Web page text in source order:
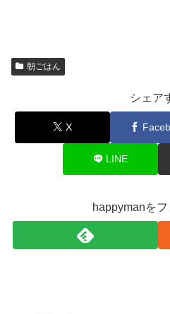
朝ごはん
シェア
X
LINE
happymanを